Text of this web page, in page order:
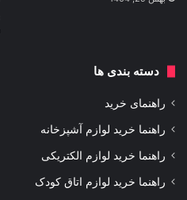
دسته بندی ها
راهنمای خرید
راهنما خرید لوازم آشپزخانه
راهنما خرید لوازم الکتریکی
راهنما خرید لوازم اتاق کودک